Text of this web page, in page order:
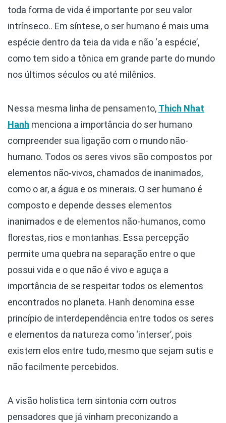
toda forma de vida é importante por seu valor
intrínseco.. Em síntese, o ser humano é mais uma
espécie dentro da teia da vida e não ‘a espécie’,
como tem sido a tônica em grande parte do mundo
nos últimos séculos ou até milênios.
Nessa mesma linha de pensamento, Thich Nhat
Hanh menciona a importância do ser humano
compreender sua ligação com o mundo não-
humano. Todos os seres vivos são compostos por
elementos não-vivos, chamados de inanimados,
como o ar, a água e os minerais. O ser humano é
composto e depende desses elementos
inanimados e de elementos não-humanos, como
florestas, rios e montanhas. Essa percepção
permite uma quebra na separação entre o que
possui vida e o que não é vivo e aguça a
importância de se respeitar todos os elementos
encontrados no planeta. Hanh denomina esse
princípio de interdependência entre todos os seres
e elementos da natureza como ‘interser’, pois
existem elos entre tudo, mesmo que sejam sutis e
não facilmente percebidos.
A visão holística tem sintonia com outros
pensadores que já vinham preconizando a